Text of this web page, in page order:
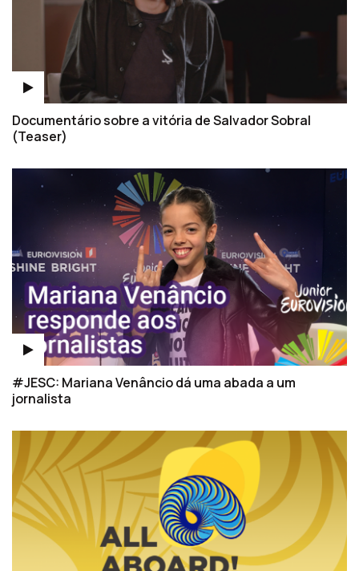
Documentário sobre a vitória de Salvador Sobral
(Teaser)
#JESC: Mariana Venâncio dá uma abada a um
jornalista